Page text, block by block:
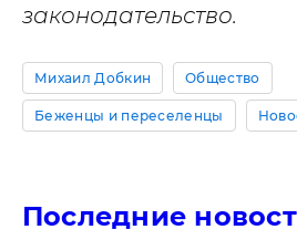
законодательство.
Михаил Добкин Общество
Беженцы и переселенцы
Последние